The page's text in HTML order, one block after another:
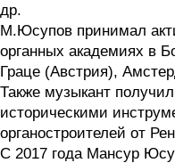
др.
М.Юсупов принимал
органных академиях в
Граце (Австрия),
Также музыкант
историческими
органостроителей от
С 2017 года Мансур